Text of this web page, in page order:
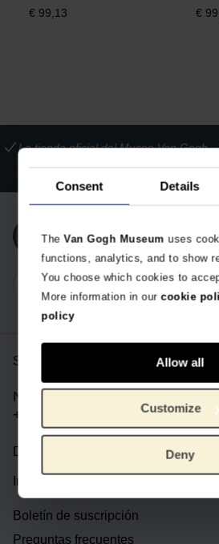
Consent Details
TheVan Gogh Museum uses
functions, analytics, and to show
You choose which cookies to
More information in ourcookie
policy
Allow all
Customize
Deny
€ 99,13 €
La tienda oficial del Museo Van Gogh
internacionales
Únete a nuestra newsletter
Servicio de atención al cliente
Número de teléfono:
+31 (0) 888 800 853
De lunes a viernes de 09:00 a 17:30
Información de la tienda
Boletín de suscripción
Preguntas frecuentes